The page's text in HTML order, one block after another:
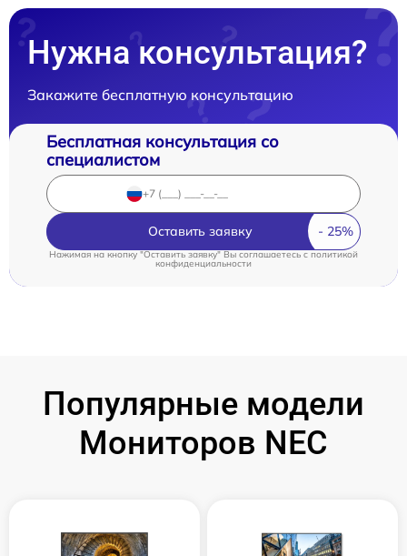
Нужна консультация?
Закажите бесплатную консультацию
Бесплатная консультация со
специалистом
Оставить заявку
Нажимая на кнопку "Оставить заявку" Вы соглашаетесь cполитикой
конфиденциальности
Популярные модели
Мониторов NEC